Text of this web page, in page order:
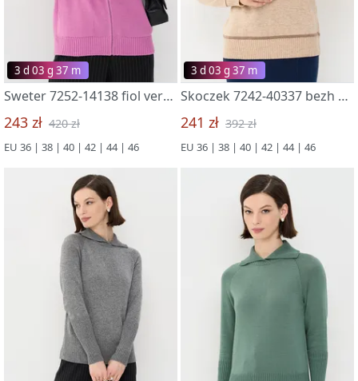
3 d 03 g 37 m
Sweter 7252-14138 fiol veresk
243 zł 420 zł
EU 36 | 38 | 40 | 42 | 44 | 46
3 d 03 g 37 m
Skoczek 7242-40337 bezh melanzh/pylnyj kedr
241 zł 392 zł
EU 36 | 38 | 40 | 42 | 44 | 46